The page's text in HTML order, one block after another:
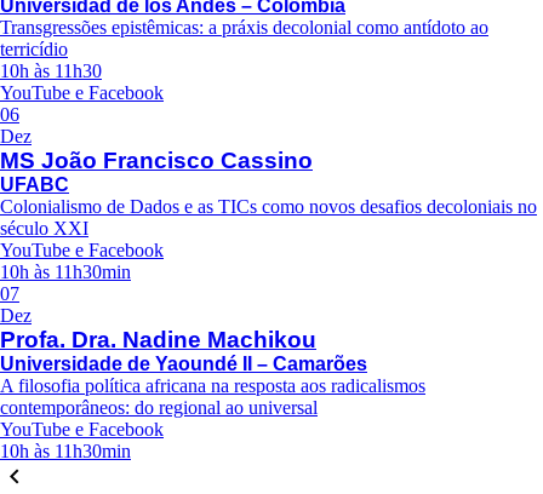
Universidad de los Andes – Colômbia
Transgressões epistêmicas: a práxis decolonial como antídoto ao
terricídio
10h às 11h30
YouTube e Facebook
06
Dez
MS João Francisco Cassino
UFABC
Colonialismo de Dados e as TICs como novos desafios decoloniais no
século XXI
YouTube e Facebook
10h às 11h30min
07
Dez
Profa. Dra. Nadine Machikou
Universidade de Yaoundé II – Camarões
A filosofia política africana na resposta aos radicalismos
contemporâneos: do regional ao universal
YouTube e Facebook
10h às 11h30min
keyboard_arrow_left